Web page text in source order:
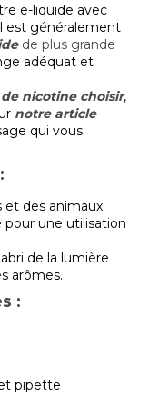
e-liquide avec
est généralement
de plus grande
adéquat et
nicotine choisir,
notre article
qui vous
des animaux.
une utilisation
de la lumière
arômes.
:
pipette